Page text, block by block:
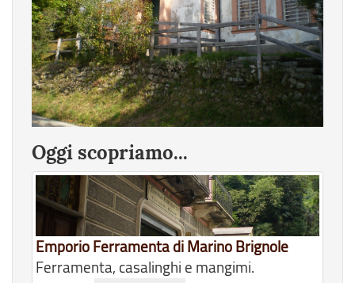
Oggi scopriamo...
Emporio Ferramenta di Marino Brignole
Ferramenta, casalinghi e mangimi.